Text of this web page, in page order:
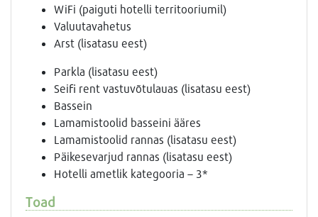
WiFi (paiguti hotelli territooriumil)
Valuutavahetus
Arst (lisatasu eest)
Parkla (lisatasu eest)
Seifi rent vastuvõtulauas (lisatasu eest)
Bassein
Lamamistoolid basseini ääres
Lamamistoolid rannas (lisatasu eest)
Päikesevarjud rannas (lisatasu eest)
Hotelli ametlik kategooria – 3*
Toad